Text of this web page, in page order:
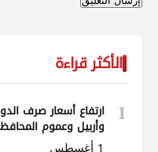
الأكثر قراءة
1 ارتفاع أسعار صرف
وأربيل وعموم